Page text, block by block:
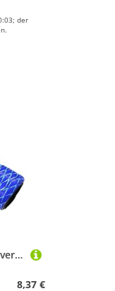
der
ZEPFJHE Tennis-Griffkopf-Overgrips Anti-Rutsch-Schweißband für Squash-Badmintons, Pickleballs, rutschfest, Tennisschläger, super saugfähig
8,37 €